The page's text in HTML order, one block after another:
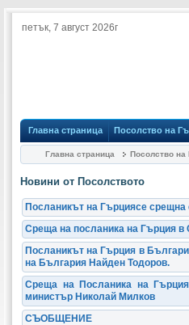
петък, 7 август 2026г
Главна страница Посолство на
Главна страница Посолство
Новини от Посолството
Посланикът на Гърциясе срещна
Среща на посланика на Гърция
Посланикът на Гърция в
на България Найден Тодоров.
Среща на Посланика на
министър Николай Милков
СЪОБЩЕНИЕ